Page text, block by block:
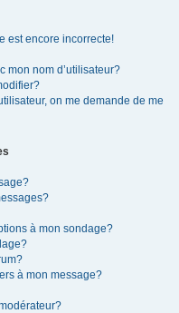
est encore incorrecte!
mon nom d’utilisateur?
on me demande de me
à mon sondage?
à mon message?